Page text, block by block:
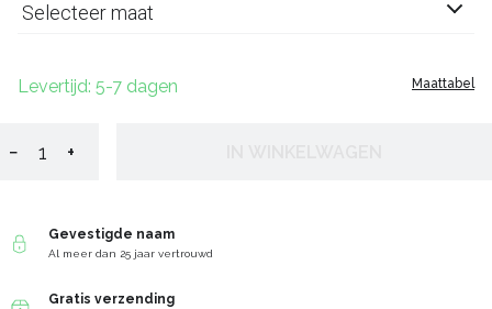
Selecteer maat
Maattabel
Levertijd: 5-7 dagen
− +
Gevestigde naam
Al meer dan 25 jaar vertrouwd
Gratis verzending